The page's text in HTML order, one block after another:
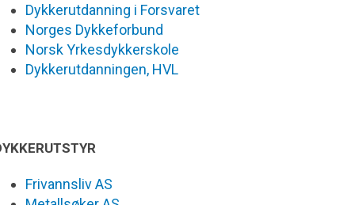
Dykkerutdanning i Forsvaret
Norges Dykkeforbund
Norsk Yrkesdykkerskole
Dykkerutdanningen, HVL
Frivannsliv AS